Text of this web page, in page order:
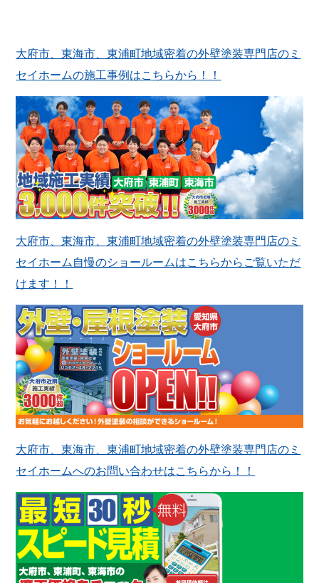
大府市、東海市、東浦町地域密着の外壁塗装専門店のミ
セイホームの施工事例はこちらから！！
大府市、東海市、東浦町地域密着の外壁塗装専門店のミ
セイホーム自慢のショールームはこちらからご覧いただ
けます！！
大府市、東海市、東浦町地域密着の外壁塗装専門店のミ
セイホームへのお問い合わせはこちらから！！